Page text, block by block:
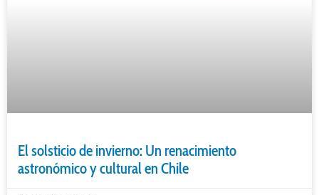
El solsticio de invierno: Un renacimiento
astronómico y cultural en Chile